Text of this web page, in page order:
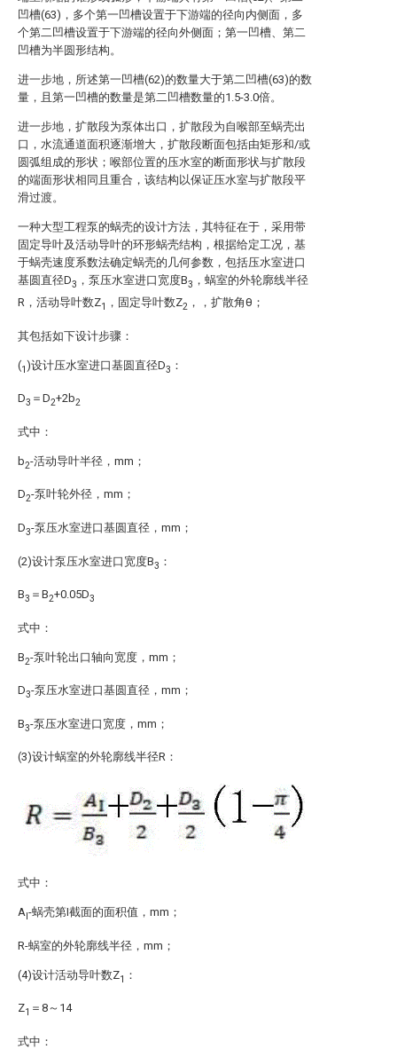
凹槽(63)，多个第一凹槽设置于下游端的径向内侧面，多
个第二凹槽设置于下游端的径向外侧面；第一凹槽、第二
凹槽为半圆形结构。
进一步地，所述第一凹槽(62)的数量大于第二凹槽(63)的数
量，且第一凹槽的数量是第二凹槽数量的1.5-3.0倍。
进一步地，扩散段为泵体出口，扩散段为自喉部至蜗壳出
口，水流通道面积逐渐增大，扩散段断面包括由矩形和/或
圆弧组成的形状；喉部位置的压水室的断面形状与扩散段
的端面形状相同且重合，该结构以保证压水室与扩散段平
滑过渡。
一种大型工程泵的蜗壳的设计方法，其特征在于，采用带
固定导叶及活动导叶的环形蜗壳结构，根据给定工况，基
于蜗壳速度系数法确定蜗壳的几何参数，包括压水室进口
基圆直径D3 ，泵压水室进口宽度B3 ，蜗室的外轮廓线半径
R，活动导叶数Z1 ，固定导叶数Z2 ，，扩散角θ；
其包括如下设计步骤：
(1)设计压水室进口基圆直径D3 ：
D3 ＝D2+2b2
式中：
b2-活动导叶半径，mm；
D2-泵叶轮外径，mm；
D3-泵压水室进口基圆直径，mm；
(2)设计泵压水室进口宽度B3 ：
B3 ＝B2+0.05D3
式中：
B2-泵叶轮出口轴向宽度，mm；
D3-泵压水室进口基圆直径，mm；
B3-泵压水室进口宽度，mm；
(3)设计蜗室的外轮廓线半径R：
式中：
AI-蜗壳第I截面的面积值，mm；
R-蜗室的外轮廓线半径，mm；
(4)设计活动导叶数Z1 ：
Z1 ＝8～14
式中：